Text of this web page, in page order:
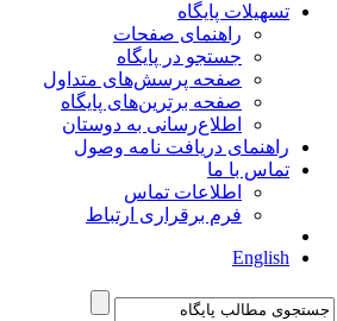
تسهیلات پایگاه
راهنمای صفحات
جستجو در پایگاه
صفحه پرسش‌های متداول
صفحه برترین‌های پایگاه
اطلاع‌رسانی به دوستان
راهنمای دریافت نامه وصول
تماس با ما
اطلاعات تماس
فرم برقراری ارتباط
English